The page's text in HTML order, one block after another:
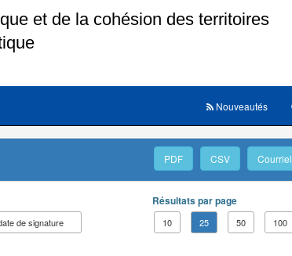
Nouveautés
PDF CSV Courriel
de signature
Résultats par page
10 25 50 100